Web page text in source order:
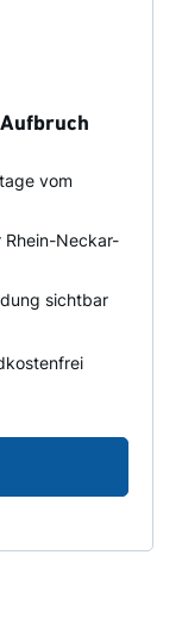
vom
Rhein-Neckar-
sichtbar